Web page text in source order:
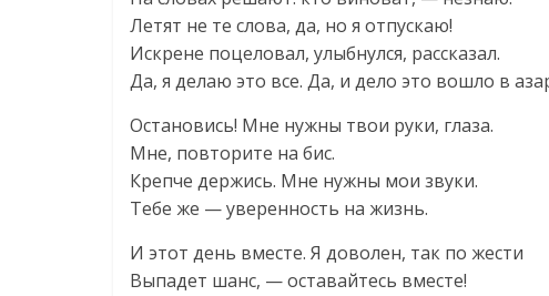
Летят не те слова, да, но я отпускаю!
Искрене поцеловал, улыбнулся, рассказал.
Да, я делаю это все. Да, и дело это вошло в
Остановись! Мне нужны твои руки, глаза.
Мне, повторите на бис.
Крепче держись. Мне нужны мои звуки.
Тебе же — уверенность на жизнь.
И этот день вместе. Я доволен, так по жести
Выпадет шанс, — оставайтесь вместе!